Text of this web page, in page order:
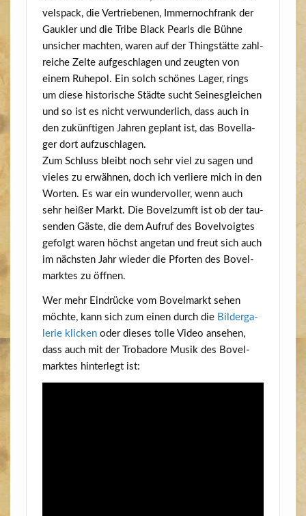
vels­pack, die Ver­trie­be­nen, Immer­noch­frank der
Gauk­ler und die Tri­be Black Pearls die Büh­ne
unsi­cher mach­ten, waren auf der Thing­stät­te zahl­
rei­che Zel­te auf­ge­schla­gen und zeug­ten von
einem Ruhe­pol. Ein solch schö­nes Lager, rings
um die­se his­to­ri­sche Städ­te sucht Sei­nes­glei­chen
und so ist es nicht ver­wun­der­lich, dass auch in
den zukünf­ti­gen Jah­ren geplant ist, das Bovel­la­
ger dort aufzuschlagen.
Zum Schluss bleibt noch sehr viel zu sagen und
vie­les zu erwäh­nen, doch ich ver­lie­re mich in den
Wor­ten. Es war ein wun­der­vol­ler, wenn auch
sehr hei­ßer Markt. Die Bovelzumft ist ob der tau­
sen­den Gäs­te, die dem Auf­ruf des Bovel­voig­tes
gefolgt waren höchst ange­tan und freut sich auch
im nächs­ten Jahr wie­der die Pfor­ten des Bovel­
mark­tes zu öffnen.
Wer mehr Ein­drü­cke vom Bovel­markt sehen
möch­te, kann sich zum einen durch die Bil­der­ga­
le­rie kli­cken oder die­ses tol­le Video anse­hen,
dass auch mit der Tro­ba­do­re Musik des Bovel­
mark­tes hin­ter­legt ist: